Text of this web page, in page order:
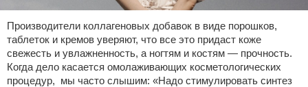
Производители коллагеновых добавок в виде порошков,
таблеток и кремов уверяют, что все это придаст коже
свежесть и увлажненность, а ногтям и костям — прочность.
Когда дело касается омолаживающих косметологических
процедур, мы часто слышим: «Надо стимулировать синтез